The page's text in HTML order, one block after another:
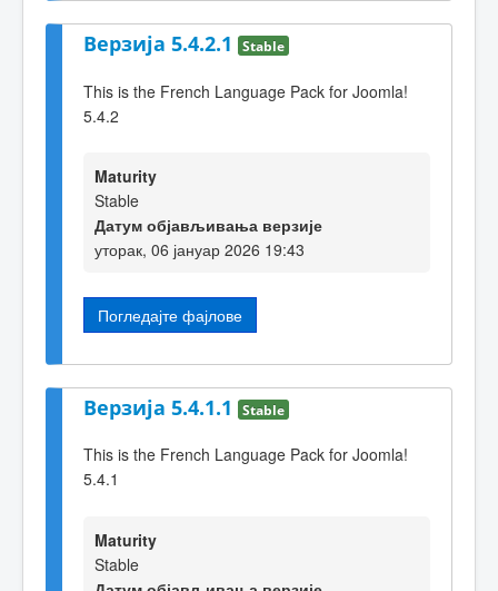
Верзија 5.4.2.1 Stable
This is the French Language Pack for Joomla!
5.4.2
Maturity
Stable
Датум објављивања верзије
уторак, 06 јануар 2026 19:43
Погледајте фајлове
Верзија 5.4.1.1 Stable
This is the French Language Pack for Joomla!
5.4.1
Maturity
Stable